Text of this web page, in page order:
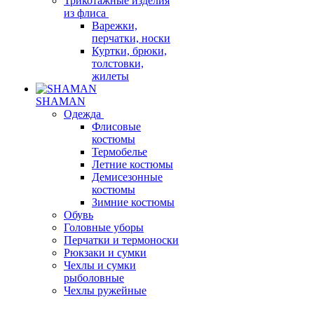
из флиса
Варежки,
перчатки, носки
Куртки, брюки,
толстовки,
жилеты
SHAMAN
Одежда
Флисовые
костюмы
Термобелье
Летние костюмы
Демисезонные
костюмы
Зимние костюмы
Обувь
Головные уборы
Перчатки и термоноски
Рюкзаки и сумки
Чехлы и сумки
рыболовные
Чехлы ружейные